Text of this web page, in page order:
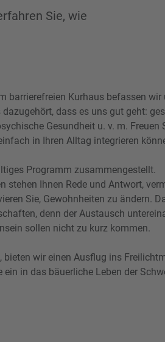
Sie, wie
barrierefreien Kurhaus befassen wir
dass es uns gut geht:
Gesundheit u. v. m. Freuen
in Ihren Alltag integrieren
Programm zusammengestellt.
stehen Ihnen Rede und Antwort,
Sie, Gewohnheiten zu ändern.
denn der Austausch
sollen nicht zu kurz kommen.
bieten wir einen Ausflug ins
ein in das bäuerliche Leben der